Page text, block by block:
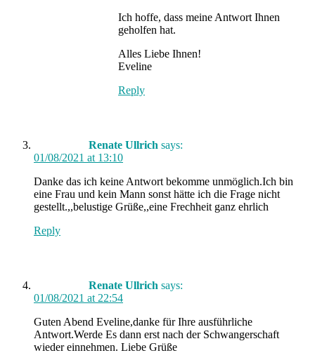
Ich hoffe, dass meine Antwort Ihnen
geholfen hat.
Alles Liebe Ihnen!
Eveline
Reply
Renate Ullrich says:
01/08/2021 at 13:10
Danke das ich keine Antwort bekomme unmöglich.Ich bin
eine Frau und kein Mann sonst hätte ich die Frage nicht
gestellt.,,belustige Grüße,,eine Frechheit ganz ehrlich
Reply
Renate Ullrich says:
01/08/2021 at 22:54
Guten Abend Eveline,danke für Ihre ausführliche
Antwort.Werde Es dann erst nach der Schwangerschaft
wieder einnehmen. Liebe Grüße